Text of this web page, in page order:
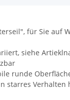
für Sie auf
siehe
runde
starres Verhalten